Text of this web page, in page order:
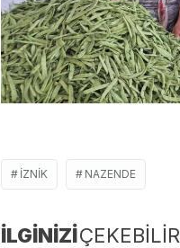
İZNIK NAZENDE
İLGİNİZİÇEKEBİLİR